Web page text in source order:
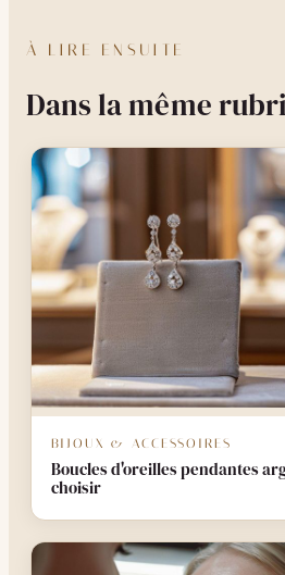
À LIRE ENSUITE
Dans la même
BIJOUX & ACCESSOIRES
Boucles d'oreilles pendantes
choisir